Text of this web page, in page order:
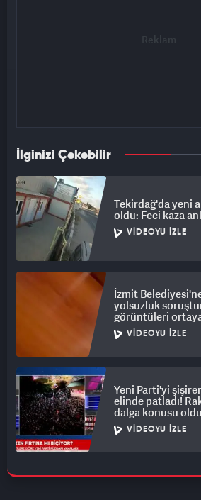
İlginizi Çekebilir
Tekirdağ'da yeni
oldu: Feci kaza
VIDEOYU İZLE
İzmit
yolsuzluk
görüntüleri ortaya
VIDEOYU İZLE
Yeni Parti'yi
elinde patladı!
dalga konusu oldu
VIDEOYU İZLE